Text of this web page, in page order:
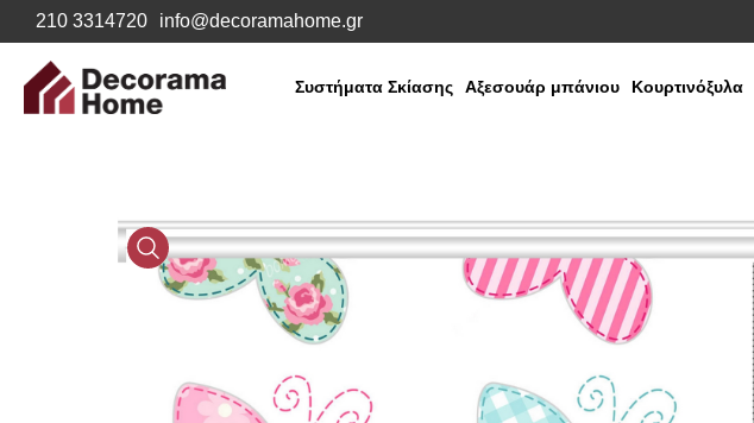
210 3314720 info@decoramahome.gr
Συστήματα Σκίασης Αξεσουάρ μπάνιου Κουρτινόξυλα
Media
Gallery